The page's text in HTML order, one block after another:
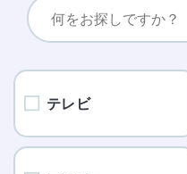
テレビ